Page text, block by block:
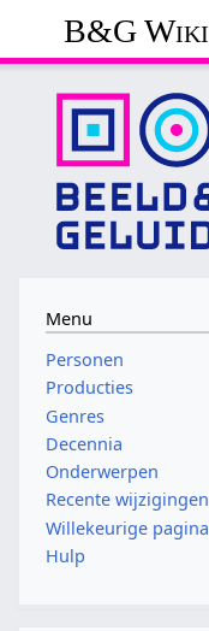
B&G Wiki
Menu
Personen
Producties
Genres
Decennia
Onderwerpen
Recente wijzigingen
Willekeurige pagina
Hulp